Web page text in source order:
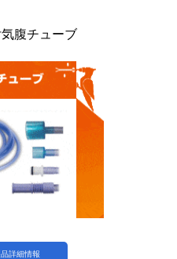
腹チューブ
詳細情報